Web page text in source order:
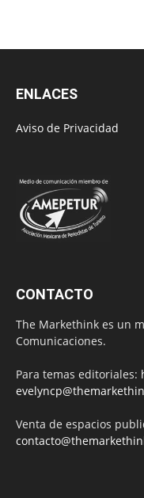
ENLACES
Aviso de Privacidad
CONTACTO
The Markethink es un
Comunicaciones.
Para temas editoriales:
Venta de espacios